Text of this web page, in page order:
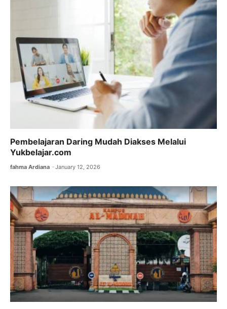
Pembelajaran Daring Mudah Diakses Melalui
Yukbelajar.com
fahma Ardiana January 12, 2026